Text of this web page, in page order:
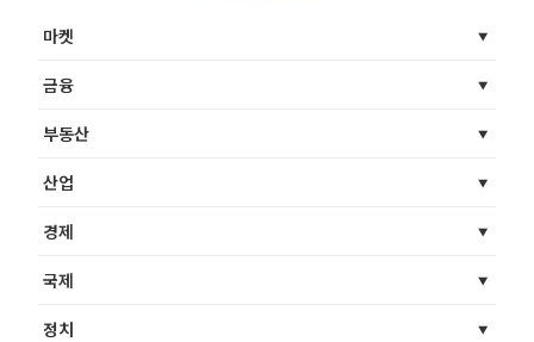
마켓
금융
부동산
산업
경제
국제
정치